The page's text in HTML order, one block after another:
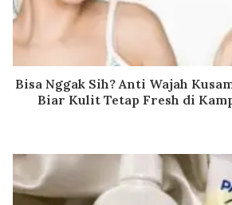
Bisa Nggak Sih? Anti Wajah
Biar Kulit Tetap Fresh di